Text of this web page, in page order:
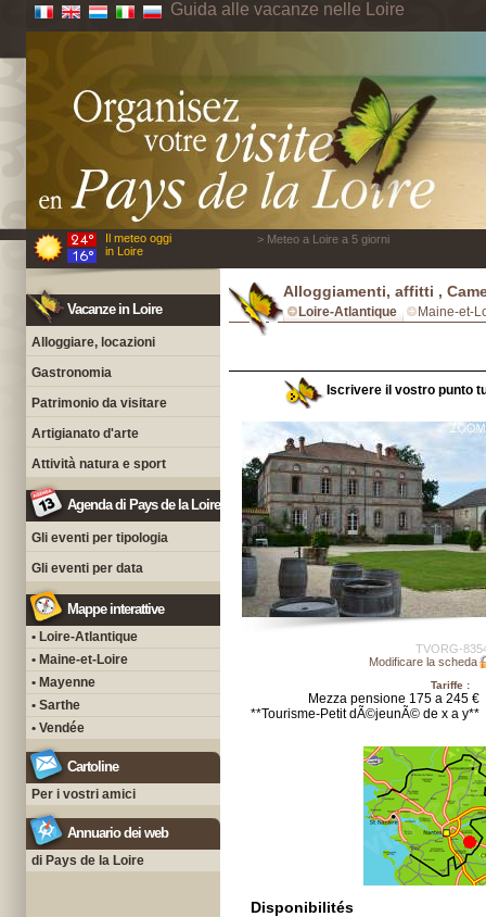
Guida alle vacanze nelle Loire
Il meteo oggi
in Loire
> Meteo a Loire a 5 giorni
Vacanze in Loire
Alloggiare, locazioni
Gastronomia
Patrimonio da visitare
Artigianato d'arte
Attività natura e sport
Agenda di Pays de la Loire
Gli eventi per tipologia
Gli eventi per data
Mappe interattive
• Loire-Atlantique
• Maine-et-Loire
• Mayenne
• Sarthe
• Vendée
Cartoline
Per i vostri amici
Annuario dei web
di Pays de la Loire
Alloggiamenti, affitti ,
Loire-Atlantique Maine-et-
Iscrivere il vostro punto
TVORG-
Modificare la scheda
Tariffe :
Mezza pensione 175 a 245 €
**Tourisme-Petit dÃ©jeunÃ© de x a y**
Disponibilités